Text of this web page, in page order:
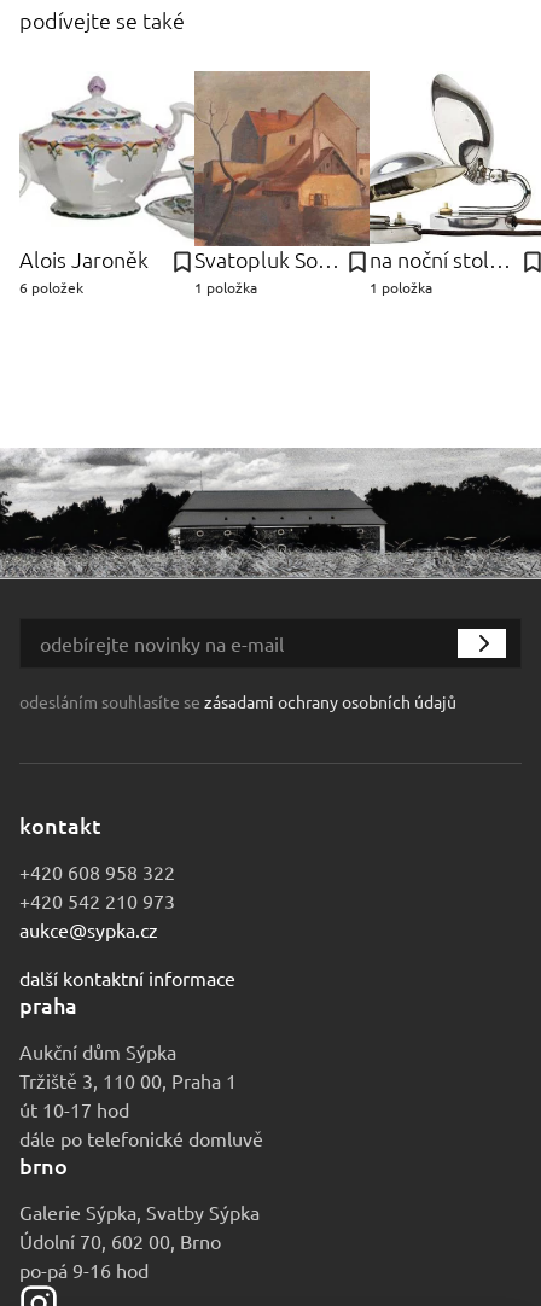
podívejte se také
Alois Jaroněk
6 položek
Svatopluk Souček
1 položka
na noční stolek - ks Lampičky
1 položka
odesláním souhlasíte se zásadami ochrany osobních údajů
kontakt
+420 608 958 322
+420 542 210 973
aukce@sypka.cz
další kontaktní informace
praha
Aukční dům Sýpka
Tržiště 3, 110 00, Praha 1
út 10-17 hod
dále po telefonické domluvě
brno
Galerie Sýpka, Svatby Sýpka
Údolní 70, 602 00, Brno
po-pá 9-16 hod